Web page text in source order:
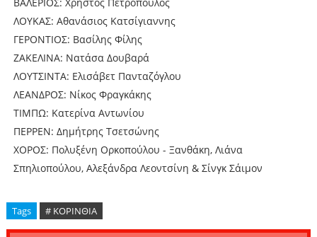
ΛΟΥΚΑΣ: Αθανάσιος Κατσίγιαννης
ΓΕΡΟΝΤΙΟΣ: Βασίλης Φίλης
ΖΑΚΕΛΙΝΑ: Νατάσα Δουβαρά
ΛΟΥΤΣΙΝΤΑ: Ελισάβετ Πανταζόγλου
ΛΕΑΝΔΡΟΣ: Νίκος Φραγκάκης
ΤΙΜΠΩ: Κατερίνα Αντωνίου
ΠΕΡΡΕΝ: Δημήτρης Τσετσώνης
ΧΟΡΟΣ: Πολυξένη Ορκοπούλου - Ξανθάκη, Λιάνα
Σπηλιοπούλου, Αλεξάνδρα Λεοντσίνη & Σίνγκ Σάιμον
Tags # ΚΟΡΙΝΘΙΑ